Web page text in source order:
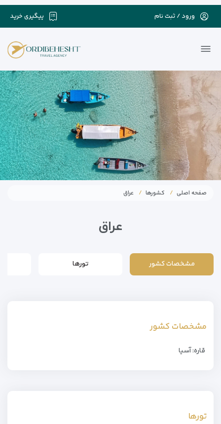
پیگیری خرید ورود / ثبت نام
صفحه اصلی کشورها عراق
عراق
مشخصات کشور تورها
مشخصات کشور
قاره: آسیا
تورها